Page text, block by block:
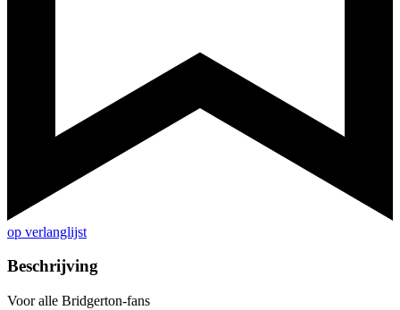
op verlanglijst
Beschrijving
Voor alle Bridgerton-fans